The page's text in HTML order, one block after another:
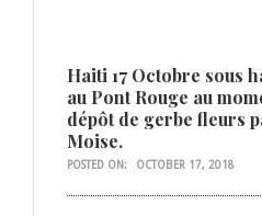
Haiti 17 Octobre sous
au Pont Rouge au
dépôt de gerbe fleurs
Moise.
POSTED ON: OCTOBER 17, 2018